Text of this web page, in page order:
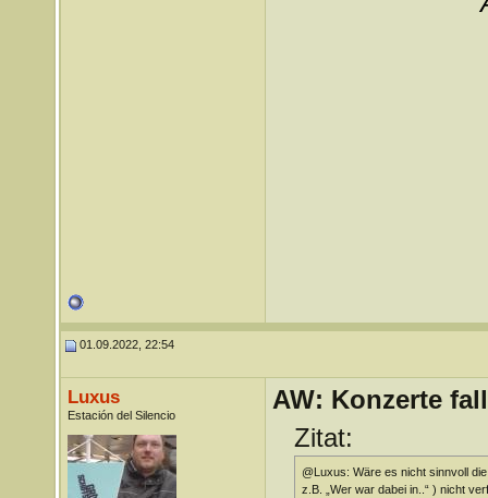
01.09.2022, 22:54
Luxus
Estación del Silencio
AW: Konzerte
Zitat:
@Luxus: Wäre es nicht sinnvoll
z.B. „Wer war dabei in..“ ) nicht